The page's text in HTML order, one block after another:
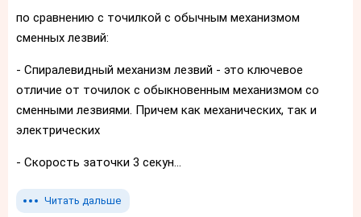
по сравнению с точилкой с обычным механизмом
сменных лезвий:
- Спиралевидный механизм лезвий - это ключевое
отличие от точилок с обыкновенным механизмом со
сменными лезвиями. Причем как механических, так и
электрических
- Скорость заточки 3 секун...
Читать дальше